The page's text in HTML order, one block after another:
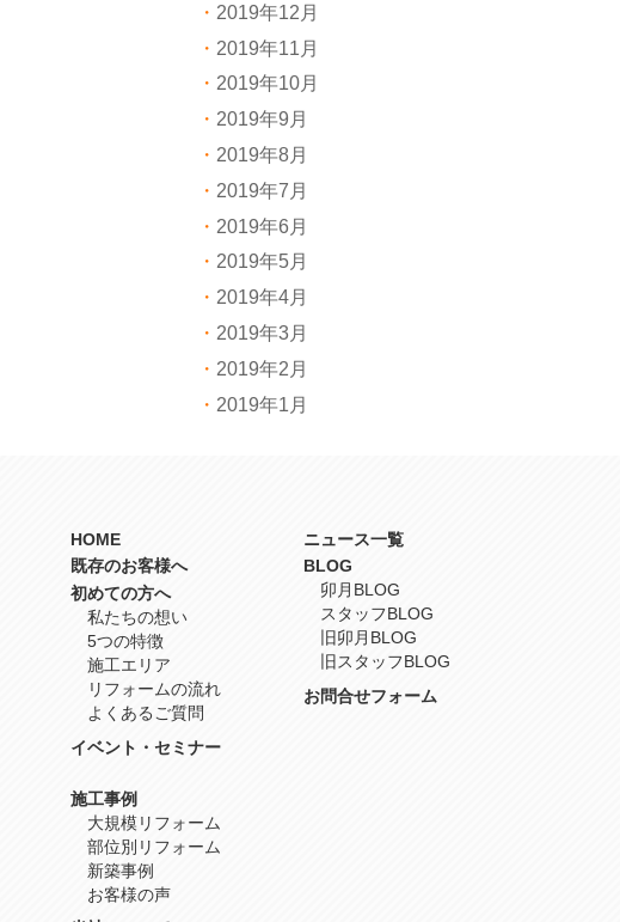
2019年12月
2019年11月
2019年10月
2019年9月
2019年8月
2019年7月
2019年6月
2019年5月
2019年4月
2019年3月
2019年2月
2019年1月
HOME
既存のお客様へ
初めての方へ
私たちの想い
5つの特徴
施工エリア
リフォームの流れ
よくあるご質問
イベント・セミナー
施工事例
大規模リフォーム
部位別リフォーム
新築事例
お客様の声
ニュース一覧
BLOG
卯月BLOG
スタッフBLOG
旧卯月BLOG
旧スタッフBLOG
お問合せフォーム